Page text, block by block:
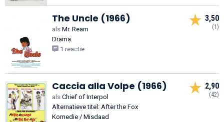
The Uncle (1966)
als Mr. Ream
Drama
1 reactie
3,50
(1)
Caccia alla Volpe (1966)
als Chief of Interpol
Alternatieve titel: After the Fox
Komedie / Misdaad
2,90
(42)